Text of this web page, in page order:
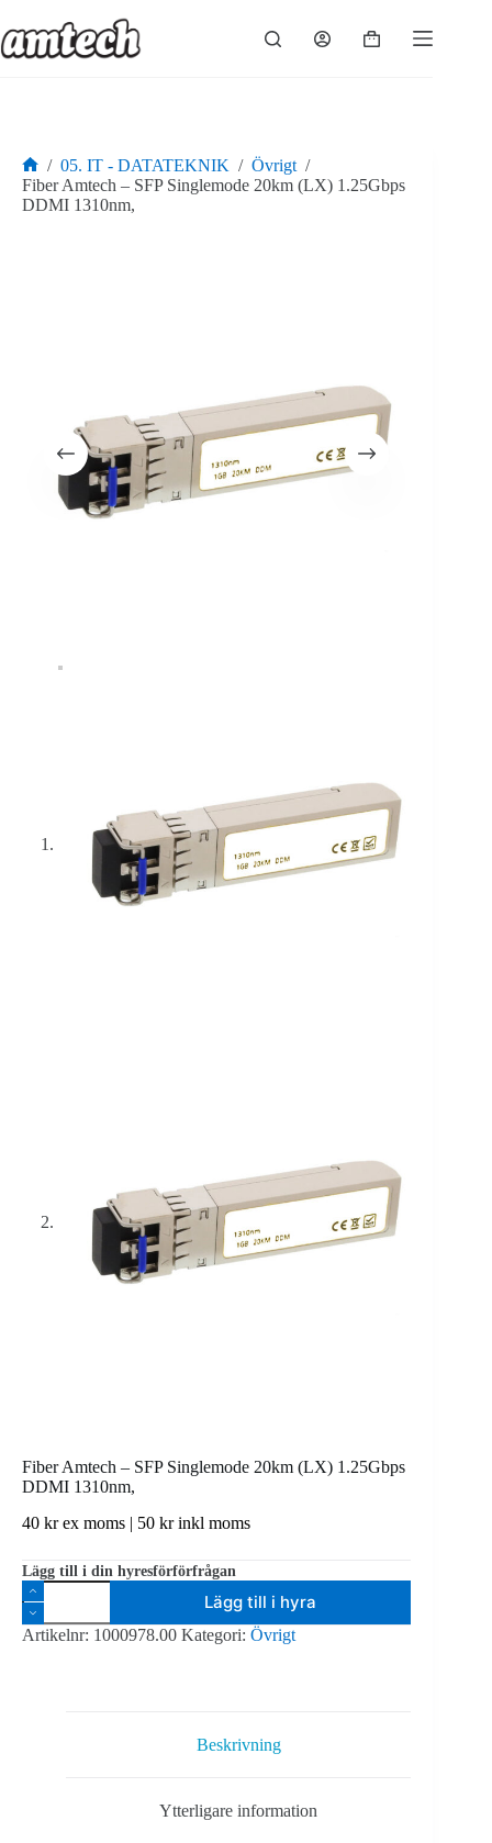
till
innehåll
Varukorg
Hem
/ 05. IT - DATATEKNIK / Övrigt /
Fiber Amtech – SFP Singlemode 20km (LX) 1.25Gbps
DDMI 1310nm,
Fiber Amtech – SFP Singlemode 20km (LX) 1.25Gbps
DDMI 1310nm,
40 krex moms | 50 krinkl moms
Lägg till i din hyresförförfrågan
Fiber
Amtech
-
SFP
Lägg till i hyra
Artikelnr: 1000978.00 Kategori: Övrigt
Beskrivning
Ytterligare information